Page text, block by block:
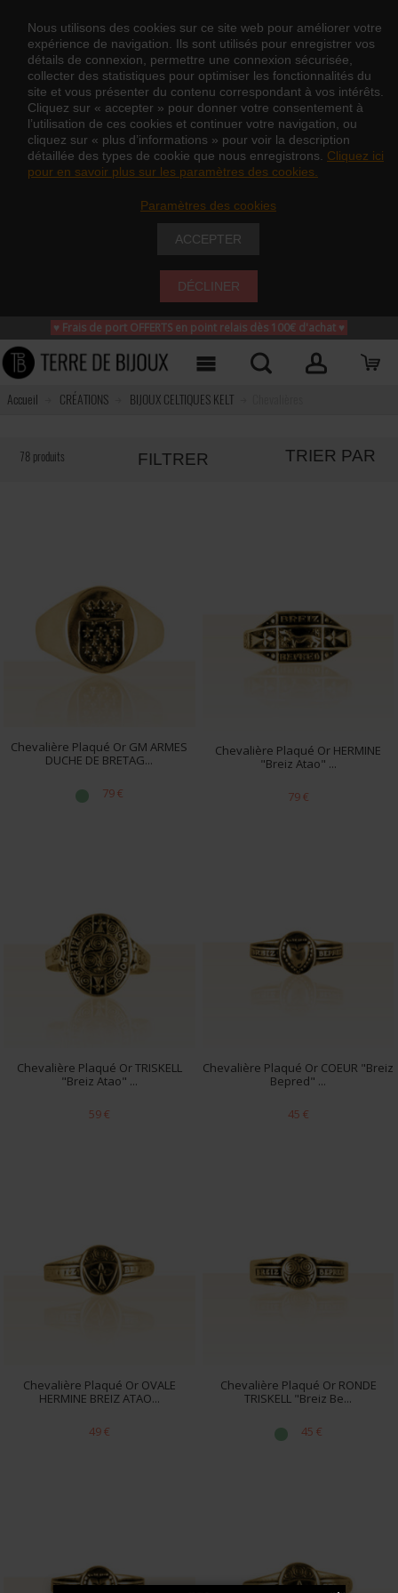
Nous utilisons des cookies sur ce site web pour améliorer votre
expérience de navigation. Ils sont utilisés pour enregistrer vos
détails de connexion, permettre une connexion sécurisée,
collecter des statistiques pour optimiser les fonctionnalités du
site et vous présenter du contenu correspondant à vos intérêts.
Cliquez sur « accepter » pour donner votre consentement à
l’utilisation de ces cookies et continuer votre navigation, ou
cliquez sur « plus d’informations » pour voir la description
détaillée des types de cookie que nous enregistrons. Cliquez ici
pour en savoir plus sur les paramètres des cookies.
Paramètres des cookies
ACCEPTER
DÉCLINER
♥ Frais de port OFFERTS en point relais dès 100€ d'achat ♥
Accueil CRÉATIONS BIJOUX CELTIQUES KELT
78 produits FILTRER TRIER PAR
Chevalière Plaqué Or GM ARMES
DUCHE DE BRETAG...
79 €
Chevalière Plaqué Or HERMINE
"Breiz Atao" ...
79 €
Chevalière Plaqué Or TRISKELL
"Breiz Atao" ...
59 €
Chevalière Plaqué Or COEUR "Breiz
Bepred" ...
45 €
Chevalière Plaqué Or OVALE
HERMINE BREIZ ATAO...
49 €
Chevalière Plaqué Or RONDE
TRISKELL "Breiz Be...
45 €